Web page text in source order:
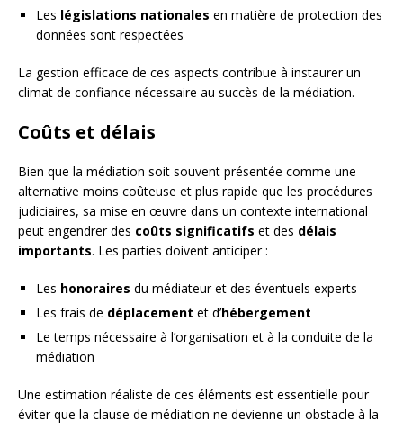
Les législations nationales en matière de protection des
données sont respectées
La gestion efficace de ces aspects contribue à instaurer un
climat de confiance nécessaire au succès de la médiation.
Coûts et délais
Bien que la médiation soit souvent présentée comme une
alternative moins coûteuse et plus rapide que les procédures
judiciaires, sa mise en œuvre dans un contexte international
peut engendrer des coûts significatifs et des délais
importants. Les parties doivent anticiper :
Les honoraires du médiateur et des éventuels experts
Les frais de déplacement et d’hébergement
Le temps nécessaire à l’organisation et à la conduite de la
médiation
Une estimation réaliste de ces éléments est essentielle pour
éviter que la clause de médiation ne devienne un obstacle à la